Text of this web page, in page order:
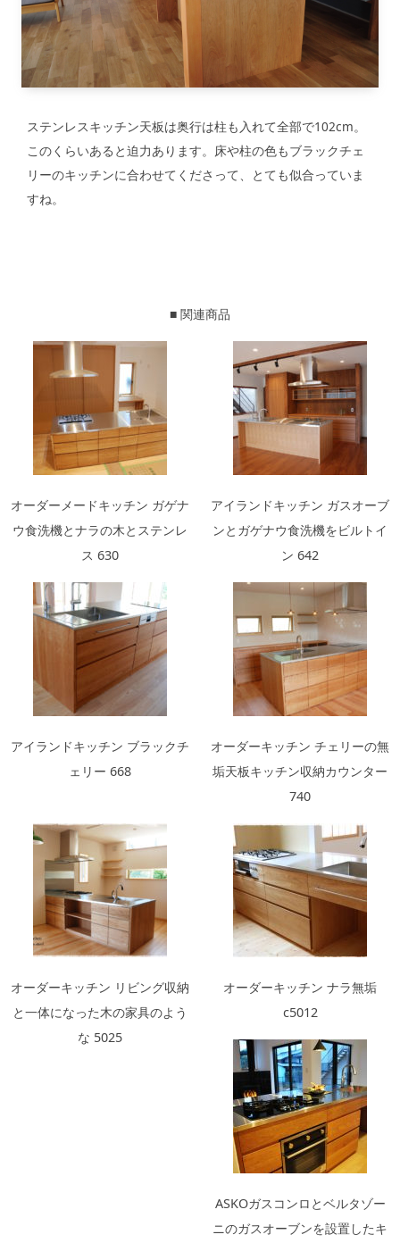
ステンレスキッチン天板は奥行は柱も入れて全部で102cm。
このくらいあると迫力あります。床や柱の色もブラックチェ
リーのキッチンに合わせてくださって、とても似合っていま
すね。
■ 関連商品
オーダーメードキッチン ガゲナ
ウ食洗機とナラの木とステンレ
ス 630
アイランドキッチン ガスオーブ
ンとガゲナウ食洗機をビルトイ
ン 642
アイランドキッチン ブラックチ
ェリー 668
オーダーキッチン チェリーの無
垢天板キッチン収納カウンター
740
オーダーキッチン リビング収納
と一体になった木の家具のよう
な 5025
オーダーキッチン ナラ無垢
c5012
ASKOガスコンロとベルタゾー
ニのガスオーブンを設置したキ